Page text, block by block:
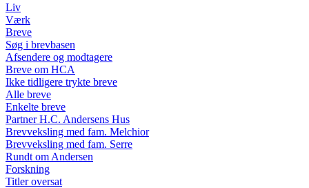
Liv
Værk
Breve
Søg i brevbasen
Afsendere og modtagere
Breve om HCA
Ikke tidligere trykte breve
Alle breve
Enkelte breve
Partner H.C. Andersens Hus
Brevveksling med fam. Melchior
Brevveksling med fam. Serre
Rundt om Andersen
Forskning
Titler oversat